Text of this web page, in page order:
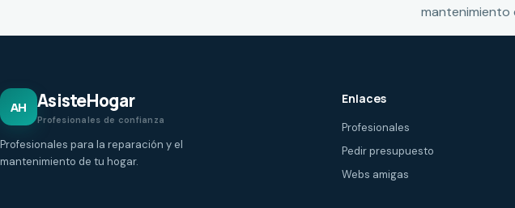
mantenimiento
AH AsisteHogar
Profesionales de confianza
Profesionales para la reparación y el
mantenimiento de tu hogar.
Enlaces
Profesionales
Pedir presupuesto
Webs amigas